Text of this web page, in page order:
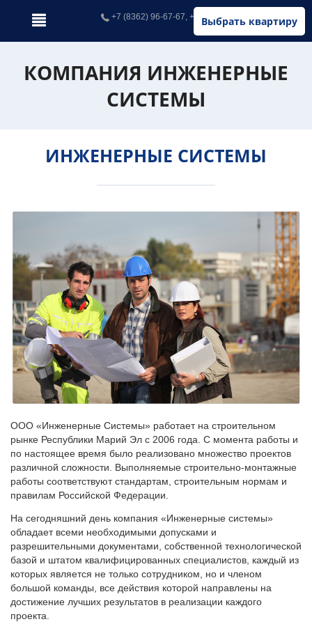
Выбрать квартиру
+7 (8362) 96-67-67, +7 (902) 326-67-67
КОМПАНИЯ ИНЖЕНЕРНЫЕ
СИСТЕМЫ
ИНЖЕНЕРНЫЕ СИСТЕМЫ
ООО «Инженерные Системы» работает на строительном
рынке Республики Марий Эл с 2006 года. С момента работы и
по настоящее время было реализовано множество проектов
различной сложности. Выполняемые строительно-монтажные
работы соответствуют стандартам, строительным нормам и
правилам Российской Федерации.
На сегодняшний день компания «Инженерные системы»
обладает всеми необходимыми допусками и
разрешительными документами, собственной технологической
базой и штатом квалифицированных специалистов, каждый из
которых является не только сотрудником, но и членом
большой команды, все действия которой направлены на
достижение лучших результатов в реализации каждого
проекта.